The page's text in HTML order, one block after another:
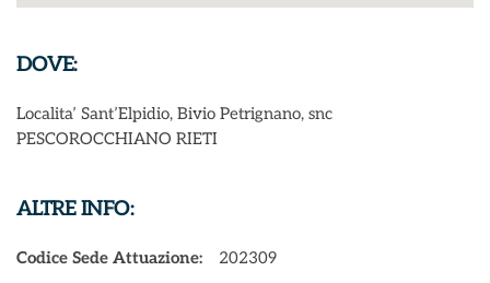
DOVE:
Localita’ Sant’Elpidio, Bivio Petrignano, snc
PESCOROCCHIANO RIETI
ALTRE INFO:
Codice Sede Attuazione:
202309